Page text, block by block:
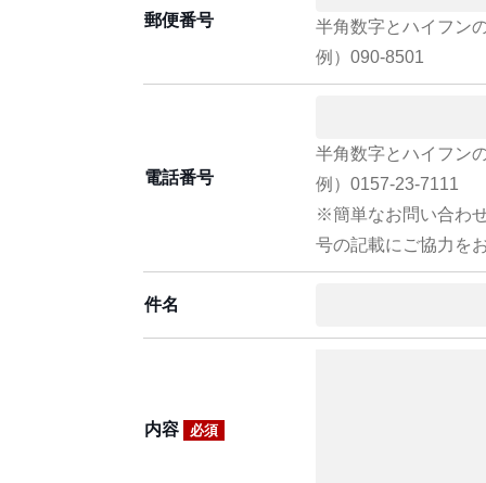
郵便番号
半角数字とハイフン
例）090-8501
電話番号
半角数字とハイフン
例）0157-23-7111
※簡単なお問い合わ
号の記載にご協力を
件名
内容 必須